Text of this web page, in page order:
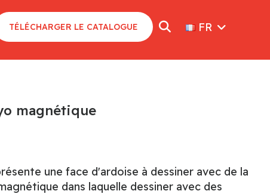
TÉLÉCHARGER LE CATALOGUE FR
magnétique
une face d'ardoise à dessiner avec de la
dans laquelle dessiner avec des